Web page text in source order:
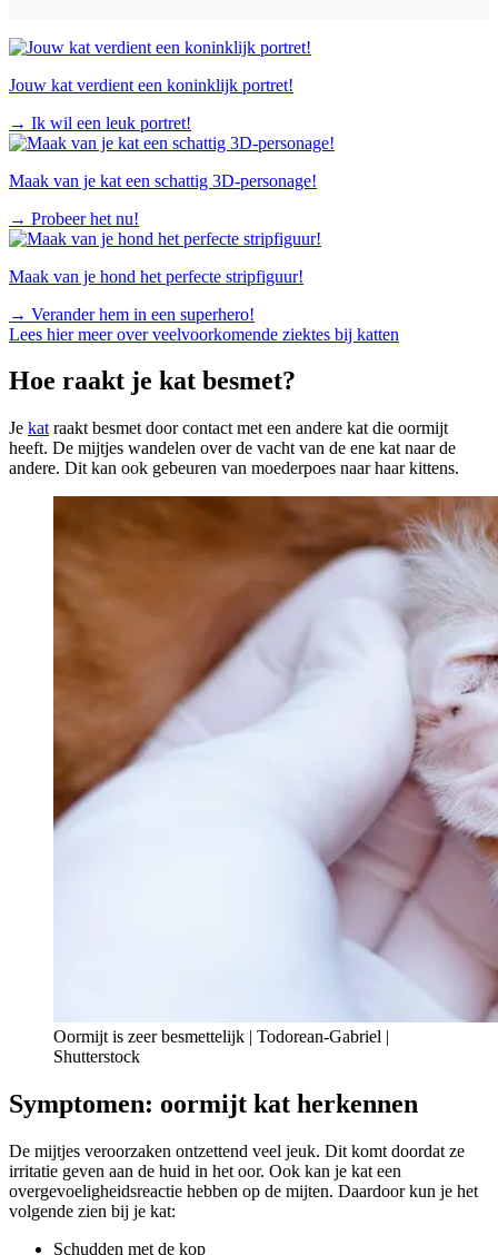
Jouw kat verdient een koninklijk portret!
→ Ik wil een leuk portret!
Maak van je kat een schattig 3D-personage!
→ Probeer het nu!
Maak van je hond het perfecte stripfiguur!
→ Verander hem in een superhero!
Lees hier meer over veelvoorkomende ziektes bij katten
Hoe raakt je kat besmet?
Je kat raakt besmet door contact met een andere kat die oormijt
heeft. De mijtjes wandelen over de vacht van de ene kat naar de
andere. Dit kan ook gebeuren van moederpoes naar haar kittens.
Oormijt is zeer besmettelijk | Todorean-Gabriel |
Shutterstock
Symptomen: oormijt kat herkennen
De mijtjes veroorzaken ontzettend veel jeuk. Dit komt doordat ze
irritatie geven aan de huid in het oor. Ook kan je kat een
overgevoeligheidsreactie hebben op de mijten. Daardoor kun je het
volgende zien bij je kat:
Schudden met de kop